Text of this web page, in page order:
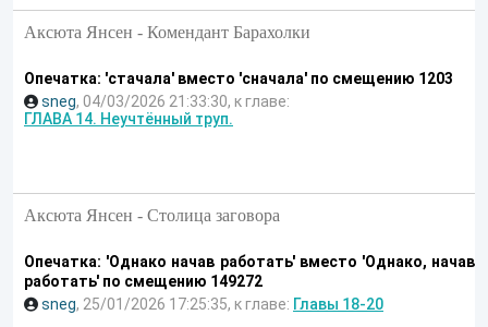
Аксюта Янсен - Комендант Барахолки
Опечатка: 'стачала' вместо 'сначала' по смещению 1203
sneg, 04/03/2026 21:33:30, к главе:
ГЛАВА 14. Неучтённый труп.
Аксюта Янсен - Столица заговора
Опечатка: 'Однако начав работать' вместо 'Однако, начав
работать' по смещению 149272
sneg, 25/01/2026 17:25:35, к главе: Главы 18-20